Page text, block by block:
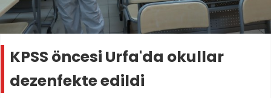
KPSS öncesi Urfa'da okullar
dezenfekte edildi